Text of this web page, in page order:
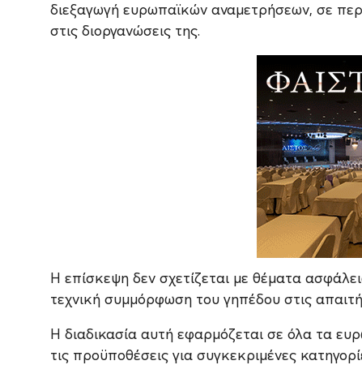
διεξαγωγή ευρωπαϊκών αναμετρήσεων, σε
στις διοργανώσεις της.
Η επίσκεψη δεν σχετίζεται με θέματα
τεχνική συμμόρφωση του γηπέδου στις
Η διαδικασία αυτή εφαρμόζεται σε όλα τα
τις προϋποθέσεις για συγκεκριμένες